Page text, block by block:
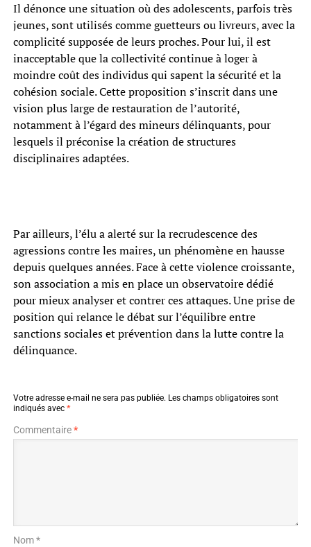
Il dénonce une situation où des adolescents, parfois très
jeunes, sont utilisés comme guetteurs ou livreurs, avec la
complicité supposée de leurs proches. Pour lui, il est
inacceptable que la collectivité continue à loger à
moindre coût des individus qui sapent la sécurité et la
cohésion sociale. Cette proposition s’inscrit dans une
vision plus large de restauration de l’autorité,
notamment à l’égard des mineurs délinquants, pour
lesquels il préconise la création de structures
disciplinaires adaptées.
Par ailleurs, l’élu a alerté sur la recrudescence des
agressions contre les maires, un phénomène en hausse
depuis quelques années. Face à cette violence croissante,
son association a mis en place un observatoire dédié
pour mieux analyser et contrer ces attaques. Une prise de
position qui relance le débat sur l’équilibre entre
sanctions sociales et prévention dans la lutte contre la
délinquance.
Votre adresse e-mail ne sera pas publiée. Les champs obligatoires sont
indiqués avec *
Commentaire*
Nom *